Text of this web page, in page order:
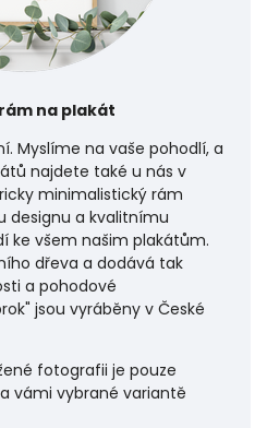
na plakát
Myslíme na vaše pohodlí, a
najdete také u nás v
minimalistický rám
designu a kvalitnímu
ke všem našim plakátům.
dřeva a dodává tak
a pohodové
jsou vyráběny v České
fotografii je pouze
vámi vybrané variantě